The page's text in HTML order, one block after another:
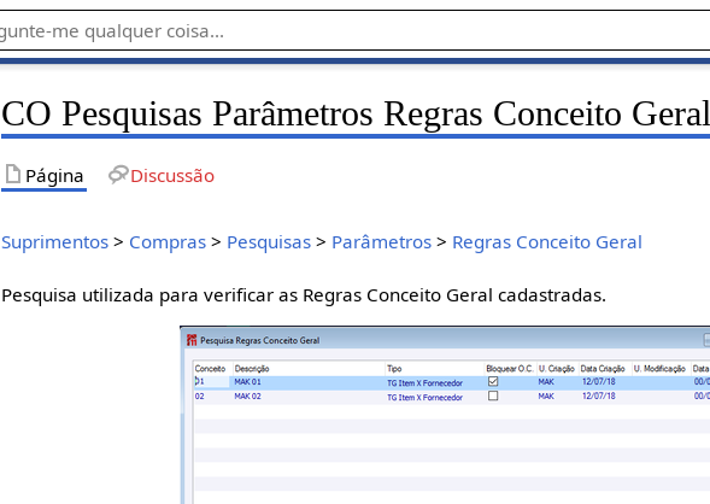
CO Pesquisas Parâmetros Regras Conceito Geral
Página Discussão
Suprimentos > Compras > Pesquisas > Parâmetros > Regras Conceito Geral
Pesquisa utilizada para verificar as Regras Conceito Geral cadastradas.